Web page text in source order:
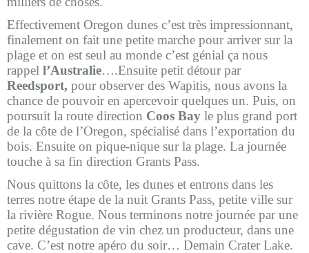
Effectivement Oregon dunes c’est très impressionnant,
finalement on fait une petite marche pour arriver sur la
plage et on est seul au monde c’est génial ça nous
rappel l’Australie….Ensuite petit détour par
Reedsport, pour observer des Wapitis, nous avons la
chance de pouvoir en apercevoir quelques un. Puis, on
poursuit la route direction Coos Bay le plus grand port
de la côte de l’Oregon, spécialisé dans l’exportation du
bois. Ensuite on pique-nique sur la plage. La journée
touche à sa fin direction Grants Pass.
Nous quittons la côte, les dunes et entrons dans les
terres notre étape de la nuit Grants Pass, petite ville sur
la rivière Rogue. Nous terminons notre journée par une
petite dégustation de vin chez un producteur, dans une
cave. C’est notre apéro du soir… Demain Crater Lake.